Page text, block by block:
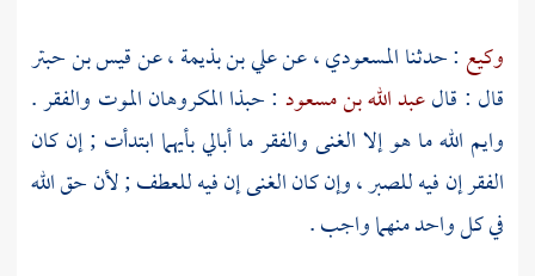
وكيع : حدثناالمسعودي، عنعلي بن بذيمة، عنقيس بن حبتر
قال : قالعبد الله بن مسعود : حبذا المكروهان الموت والفقر .
وايم الله ما هو إلا الغنى والفقر ما أبالي بأيهما ابتدأت ; إن كان
الفقر إن فيه للصبر ، وإن كان الغنى إن فيه للعطف ; لأن حق الله
في كل واحد منهما واجب .